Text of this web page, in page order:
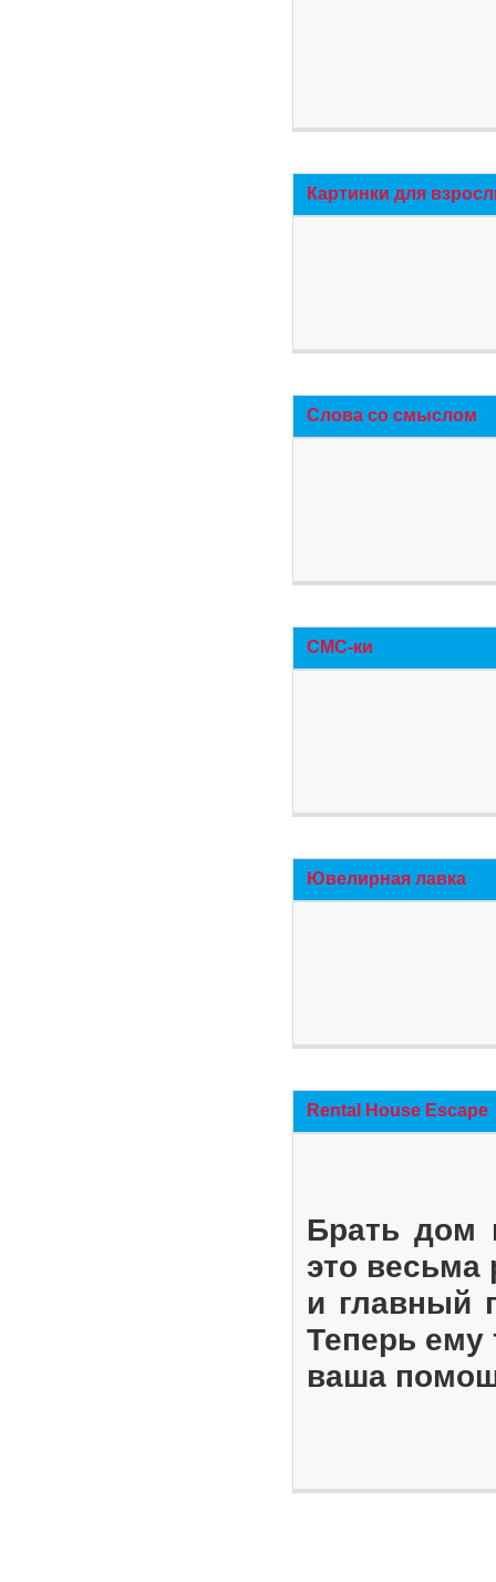
Картинки для
Слова со смыслом
СМС-ки
Ювелирная лавка
Rental House Escape
Брать дом
это весьма
и главный
Теперь ему
ваша